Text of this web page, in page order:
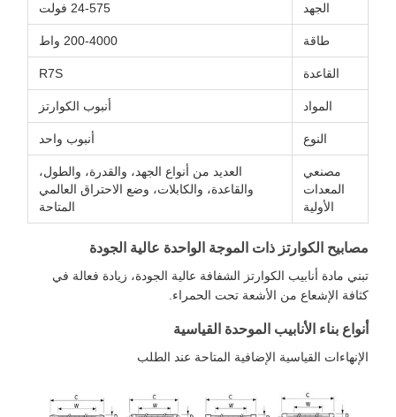
الجهد 24-575 فولت
طاقة 200-4000 واط
القاعدة R7S
المواد أنبوب الكوارتز
النوع أنبوب واحد
مصنعي
المعدات
الأولية
العديد من أنواع الجهد، والقدرة، والطول،
والقاعدة، والكابلات، وضع الاحتراق العالمي
المتاحة
مصابيح الكوارتز ذات الموجة الواحدة عالية الجودة
تبني مادة أنابيب الكوارتز الشفافة عالية الجودة، زيادة فعالة في
كثافة الإشعاع من الأشعة تحت الحمراء.
أنواع بناء الأنابيب الموحدة القياسية
الإنهاءات القياسية الإضافية المتاحة عند الطلب